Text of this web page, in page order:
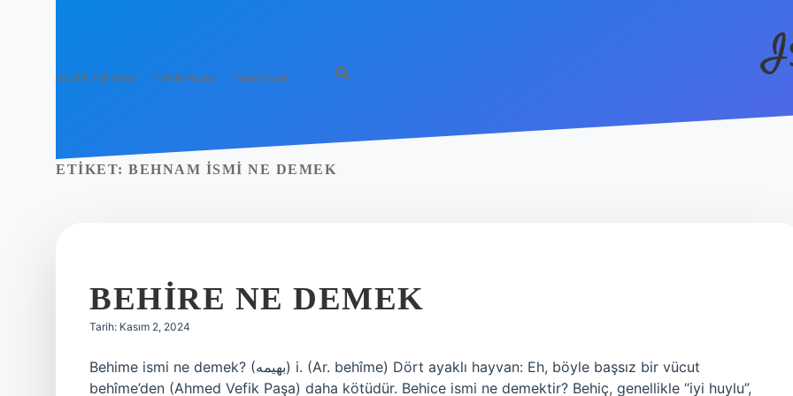
Gizlilik Politikası Hakkımızda Yasal Uyarı
ETIKET: BEHNAM ISMI NE DEMEK
BEHIRE NE DEMEK
Tarih: Kasım 2, 2024
Behime ismi ne demek? (ﺑﻬﻴﻤﻪ) i. (Ar. behîme) Dört ayaklı hayvan: Eh, böyle başsız bir vücut
behîme’den (Ahmed Vefik Paşa) daha kötüdür. Behice ismi ne demektir? Behiç, genellikle “iyi huylu”,